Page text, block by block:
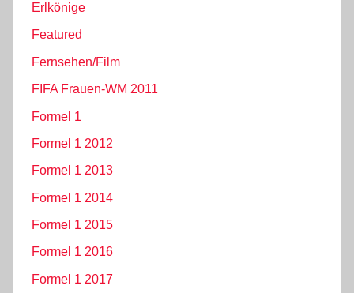
Erlkönige
Featured
Fernsehen/Film
FIFA Frauen-WM 2011
Formel 1
Formel 1 2012
Formel 1 2013
Formel 1 2014
Formel 1 2015
Formel 1 2016
Formel 1 2017